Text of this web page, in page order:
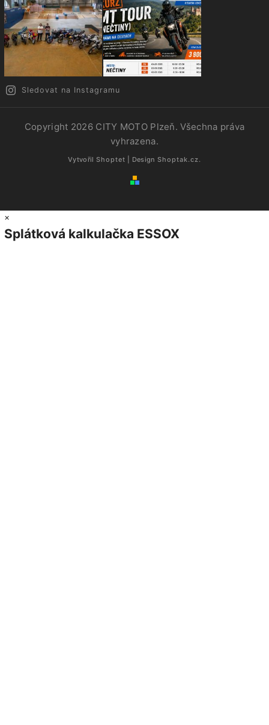
Sledovat na Instagramu
Copyright 2026 CITY MOTO Plzeň. Všechna práva
vyhrazena.
Vytvořil Shoptet | Design Shoptak.cz.
×
Splátková kalkulačka ESSOX